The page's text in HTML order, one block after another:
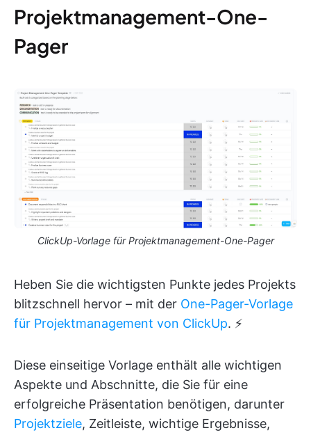
Projektmanagement-One-
Pager
ClickUp-Vorlage für Projektmanagement-One-Pager
Heben Sie die wichtigsten Punkte jedes Projekts
blitzschnell hervor – mit der One-Pager-Vorlage
für Projektmanagement von ClickUp. ⚡
Diese einseitige Vorlage enthält alle wichtigen
Aspekte und Abschnitte, die Sie für eine
erfolgreiche Präsentation benötigen, darunter
Projektziele, Zeitleiste, wichtige Ergebnisse,